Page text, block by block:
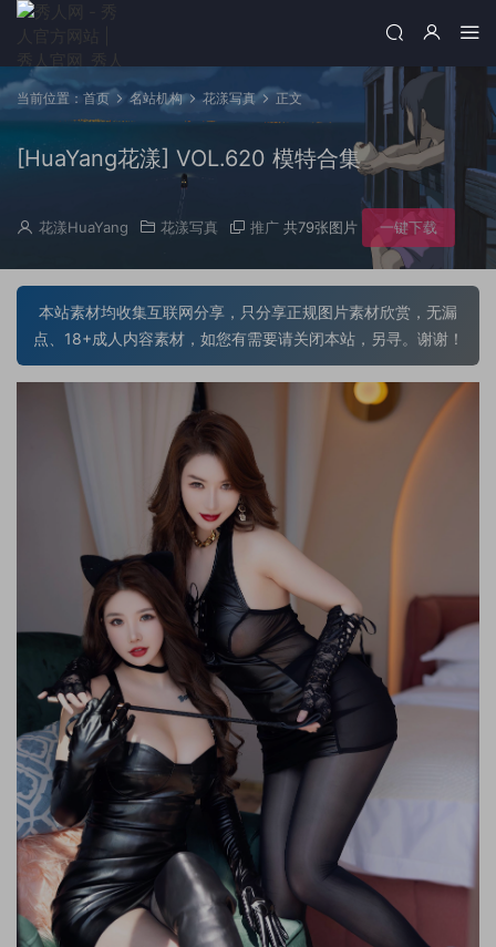
当前位置： 首页 名站机构 花漾写真 正文
[HuaYang花漾] VOL.620 模特合集
花漾HuaYang 花漾写真 推广 共79张图片 一键下载
本站素材均收集互联网分享，只分享正规图片素材欣赏，无漏
点、18+成人内容素材，如您有需要请关闭本站，另寻。谢谢！